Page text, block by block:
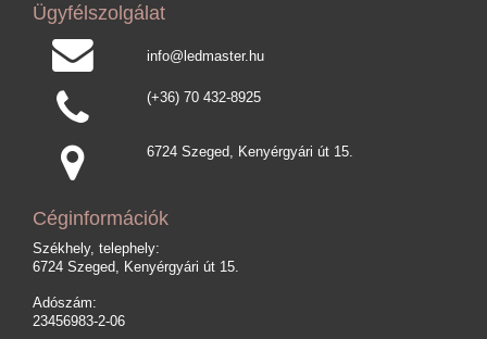
Ügyfélszolgálat
info@ledmaster.hu
(+36) 70 432-8925
6724 Szeged, Kenyérgyári út 15.
Céginformációk
Székhely, telephely:
6724 Szeged, Kenyérgyári út 15.
Adószám:
23456983-2-06